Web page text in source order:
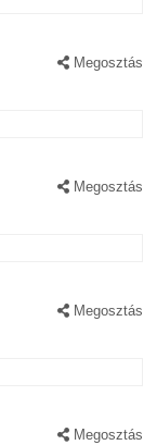
Megosztás
Megosztás
Megosztás
Megosztás